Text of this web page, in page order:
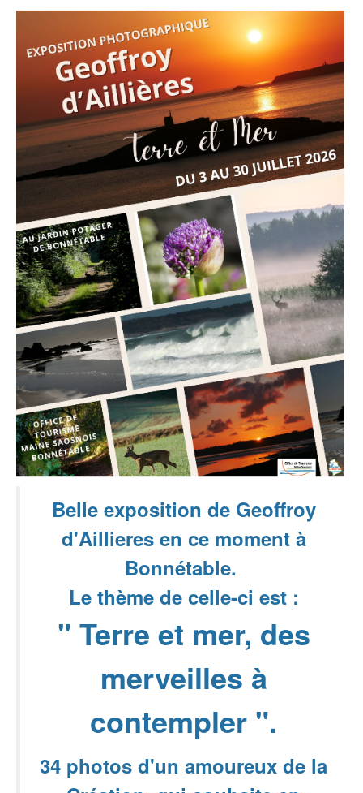
Belle exposition de Geoffroy
d'Aillieres en ce moment à
Bonnétable.
Le thème de celle-ci est :
" Terre et mer, des
merveilles à
contempler ".
34 photos d'un amoureux de la